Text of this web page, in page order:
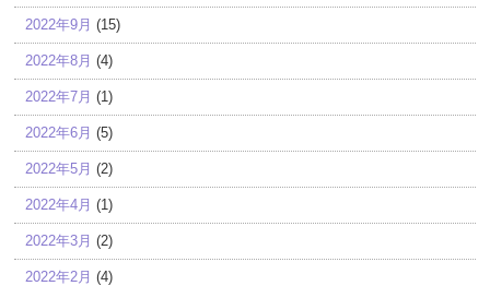
2022年9月 (15)
2022年8月 (4)
2022年7月 (1)
2022年6月 (5)
2022年5月 (2)
2022年4月 (1)
2022年3月 (2)
2022年2月 (4)